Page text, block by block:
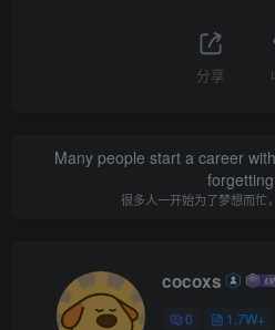
分享
Many people start a career
很多人一开始为了梦想而忙
cocoxs
0 1.7W+